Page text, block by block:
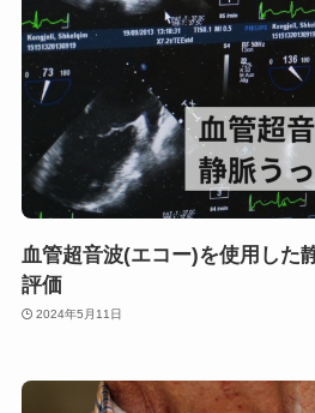
血管超音波(エコー)を使用した
評価
2024年5月11日